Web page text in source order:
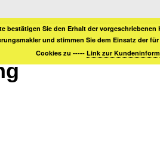
bestätigen Sie den Erhalt der
und stimmen Sie dem Einsatz der
Cookies zu ----- Link zur